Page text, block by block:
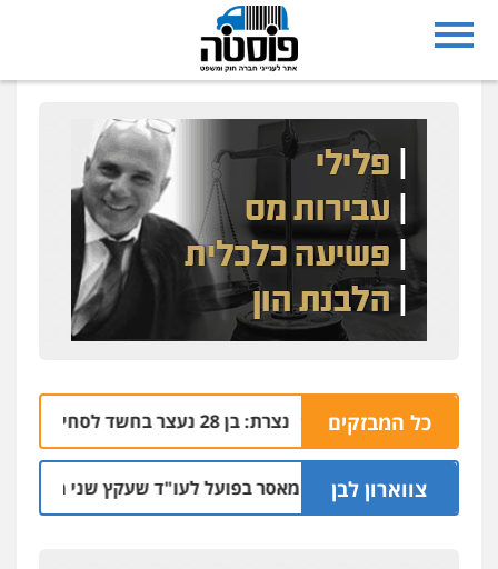
כל המבזקים04.08 | 17:57 נצרת: בן 28 נעצר בחשד לסחיטה באיומים מטלפון שאינו שלו
צווארון לבןמאסר בפועל לעו"ד שעקץ שני מיליון שקל על